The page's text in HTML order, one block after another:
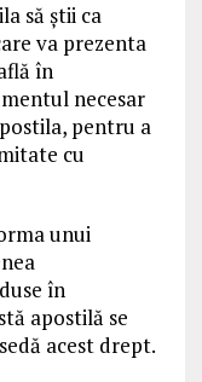
să știi ca
va prezenta
în
necesar
pentru a
cu
unui
în
apostilă se
acest drept.